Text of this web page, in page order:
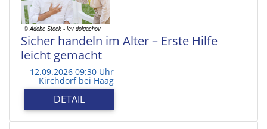
Sicher handeln im Alter – Erste Hilfe
leicht gemacht
12.09.2026 09:30 Uhr
Kirchdorf bei Haag
DETAIL